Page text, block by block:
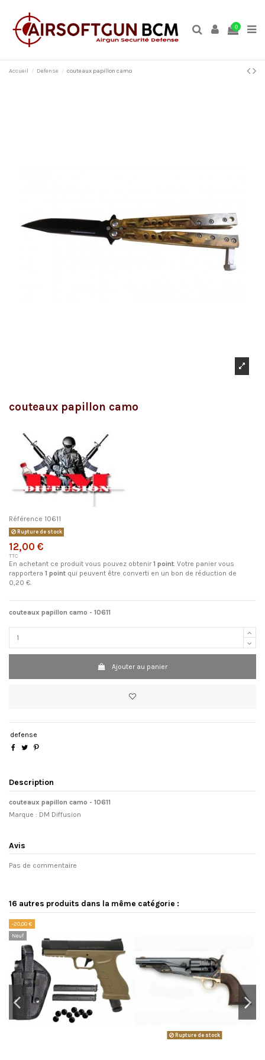
0
Accueil Defense couteaux papillon camo
couteaux papillon camo
Référence 10611
Rupture de stock
12,00 €
TTC
En achetant ce produit vous pouvez obtenir 1 point. Votre panier vous
rapportera 1 point qui peuvent être converti en un bon de réduction de
0,20 €.
couteaux papillon camo - 10611
Ajouter au panier
defense
Description
couteaux papillon camo - 10611
Marque : DM Diffusion
Avis
Pas de commentaire
16 autres produits dans la même catégorie :
-20,00 €
Neuf
Rupture de stock